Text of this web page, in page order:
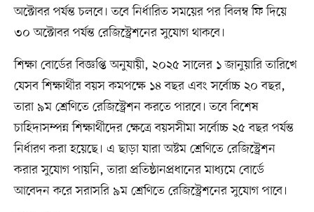
অক্টোবর পর্যন্ত চলবে। তবে নির্ধারিত সময়ের পর বিলম্ব ফি দিয়ে
৩০ অক্টোবর পর্যন্ত রেজিস্ট্রেশনের সুযোগ থাকবে।
শিক্ষা বোর্ডের বিজ্ঞপ্তি অনুযায়ী, ২০২৫ সালের ১ জানুয়ারি তারিখে
যেসব শিক্ষার্থীর বয়স কমপক্ষে ১৪ বছর এবং সর্বোচ্চ ২০ বছর,
তারা ৯ম শ্রেণিতে রেজিস্ট্রেশন করতে পারবে। তবে বিশেষ
চাহিদাসম্পন্ন শিক্ষার্থীদের ক্ষেত্রে বয়সসীমা সর্বোচ্চ ২৫ বছর পর্যন্ত
নির্ধারণ করা হয়েছে। এ ছাড়া যারা অষ্টম শ্রেণিতে রেজিস্ট্রেশন
করার সুযোগ পায়নি, তারা প্রতিষ্ঠানপ্রধানের মাধ্যমে বোর্ডে
আবেদন করে সরাসরি ৯ম শ্রেণিতে রেজিস্ট্রেশনের সুযোগ পাবে।